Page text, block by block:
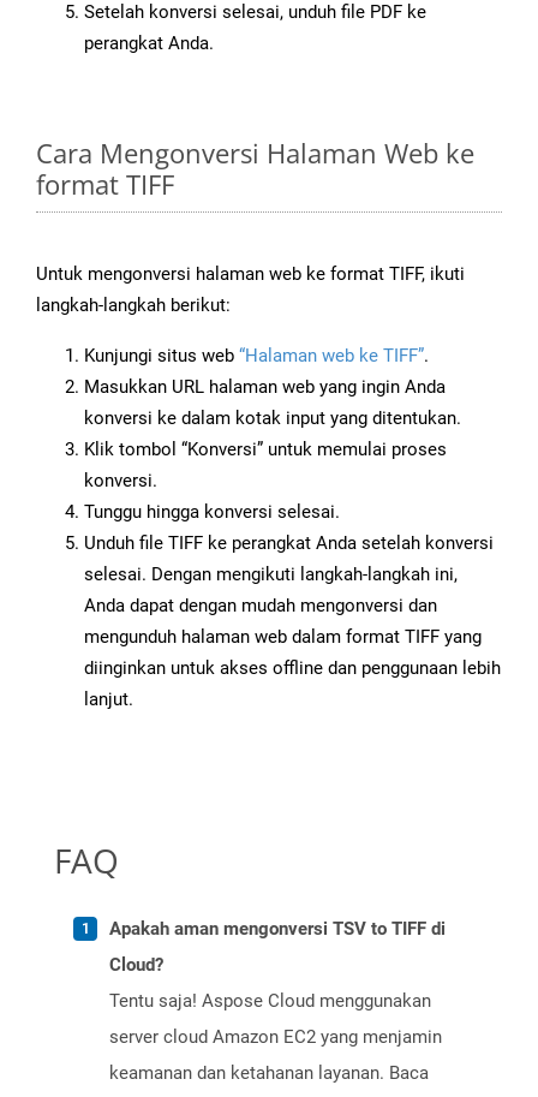
Setelah konversi selesai, unduh file PDF ke
perangkat Anda.
Cara Mengonversi Halaman Web ke
format TIFF
Untuk mengonversi halaman web ke format TIFF, ikuti
langkah-langkah berikut:
Kunjungi situs web “Halaman web ke TIFF”.
Masukkan URL halaman web yang ingin Anda
konversi ke dalam kotak input yang ditentukan.
Klik tombol “Konversi” untuk memulai proses
konversi.
Tunggu hingga konversi selesai.
Unduh file TIFF ke perangkat Anda setelah konversi
selesai. Dengan mengikuti langkah-langkah ini,
Anda dapat dengan mudah mengonversi dan
mengunduh halaman web dalam format TIFF yang
diinginkan untuk akses offline dan penggunaan lebih
lanjut.
FAQ
Apakah aman mengonversi TSV to TIFF di
Cloud?
Tentu saja! Aspose Cloud menggunakan
server cloud Amazon EC2 yang menjamin
keamanan dan ketahanan layanan. Baca